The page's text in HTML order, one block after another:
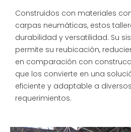
Construidos con materiales
carpas neumáticas, estos
durabilidad y versatilidad. Su
permite su reubicación,
en comparación con
que los convierte en una
eficiente y adaptable a
requerimientos.